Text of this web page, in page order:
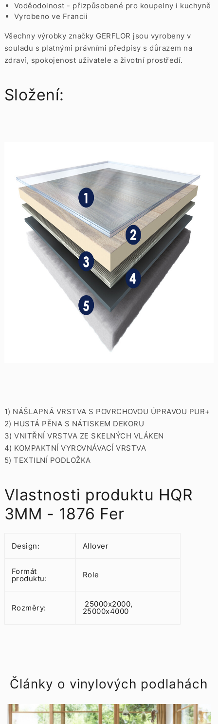
Voděodolnost - přizpůsobené pro koupelny i kuchyně
Vyrobeno ve Francii
Všechny výrobky značky GERFLOR jsou vyrobeny v
souladu s platnými právními předpisy s důrazem na
zdraví, spokojenost uživatele a životní prostředí.
Složení:
1) NÁŠLAPNÁ VRSTVA S POVRCHOVOU ÚPRAVOU PUR+
2) HUSTÁ PĚNA S NÁTISKEM DEKORU
3) VNITŘNÍ VRSTVA ZE SKELNÝCH VLÁKEN
4) KOMPAKTNÍ VYROVNÁVACÍ VRSTVA
5) TEXTILNÍ PODLOŽKA
Vlastnosti produktu HQR
3MM - 1876 Fer
Design: Allover
Formát
produktu: Role
Rozměry: 25000x2000,
25000x4000
Články o vinylových podlahách